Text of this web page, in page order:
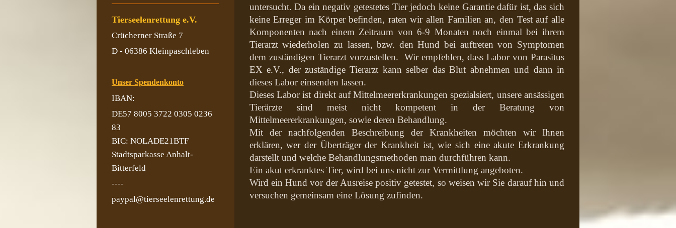
untersucht. Da ein negativ getestetes Tier jedoch keine Garantie dafür ist, das sich
keine Erreger im Körper befinden, raten wir allen Familien an, den Test auf alle
Komponenten nach einem Zeitraum von 6-9 Monaten noch einmal bei ihrem
Tierarzt wiederholen zu lassen, bzw. den Hund bei auftreten von Symptomen
dem zuständigen Tierarzt vorzustellen. Wir empfehlen, dass Labor von Parasitus
EX e.V., der zuständige Tierarzt kann selber das Blut abnehmen und dann in
dieses Labor einsenden lassen.
Dieses Labor ist direkt auf Mittelmeererkrankungen spezialsiert, unsere ansässigen
Tierärzte sind meist nicht kompetent in der Beratung von
Mittelmeererkrankungen, sowie deren Behandlung.
Mit der nachfolgenden Beschreibung der Krankheiten möchten wir Ihnen
erklären, wer der Überträger der Krankheit ist, wie sich eine akute Erkrankung
darstellt und welche Behandlungsmethoden man durchführen kann.
Ein akut erkranktes Tier, wird bei uns nicht zur Vermittlung angeboten.
Wird ein Hund vor der Ausreise positiv getestet, so weisen wir Sie darauf hin und
versuchen gemeinsam eine Lösung zufinden.
Tierseelenrettung e.V.
Crücherner Straße 7
D - 06386 Kleinpaschleben
Unser Spendenkonto
IBAN:
DE57 8005 3722 0305 0236
83
BIC: NOLADE21BTF
Stadtsparkasse Anhalt-
Bitterfeld
----
paypal@tierseelenrettung.de